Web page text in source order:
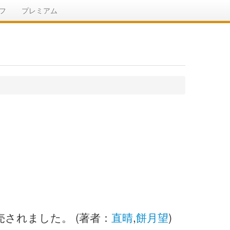
プレミアム
れました。 (著者： 直晴,餅月望)